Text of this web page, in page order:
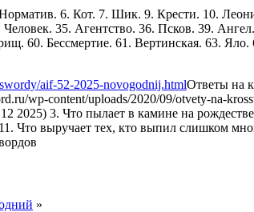
6. Кот. 7. Шик. 9. Крести. 10.
Человек. 35. Агентство. 36. Псков. 39.
60. Бессмертие. 61. Вертинская. 63.
aif-52-2025-novogodnij.htmlОтветы на
wp-content/uploads/2020/09/otvety-na-
2025) 3. Что пылает в камине на
Что выручает тех, кто выпил слишком
»